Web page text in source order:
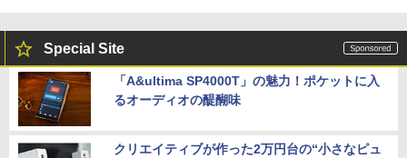
Special Site
「A&ultima SP4000T」の魅力！ポケットに入
るオーディオの醍醐味
クリエイティブが作った2万円台の“小さなピュ